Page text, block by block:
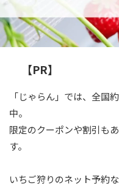
【PR】
「じゃらん」では、全国
中。
限定のクーポンや割引も
す。
いちご狩りのネット予約